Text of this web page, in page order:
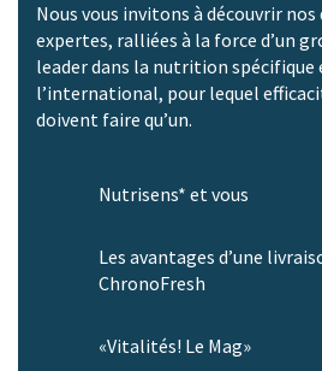
Nous vous invitons à découvrir
expertes, ralliées à la force d’un
leader dans la nutrition spécifique
l’international, pour lequel
doivent faire qu’un.
Nutrisens* et vous
Les avantages d’une
ChronoFresh
«Vitalités! Le Mag»